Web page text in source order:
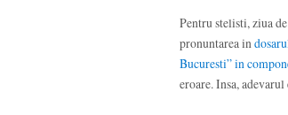
Pentru stelisti, ziua
pronuntarea in
Bucuresti” in
eroare. Insa, adevarul